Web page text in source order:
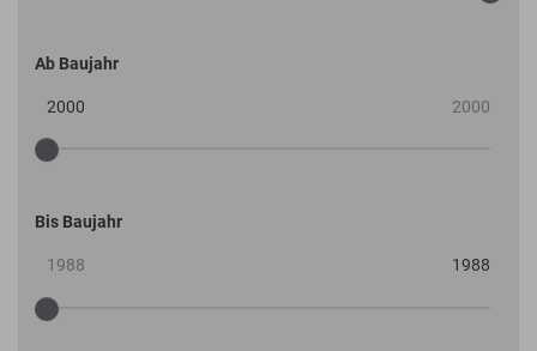
Ab Baujahr
Bis Baujahr